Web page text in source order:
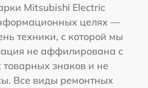
Mitsubishi Electric
целях —
техники, с которой мы
не аффилирована с
знаков и не
Все виды ремонтных